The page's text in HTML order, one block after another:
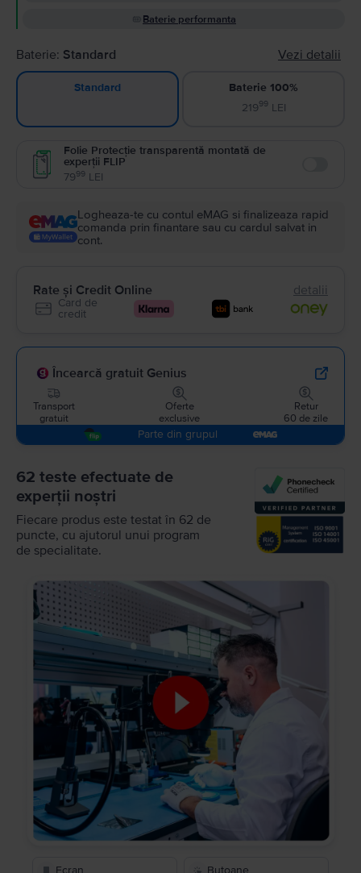
Baterie performanta
Baterie: Standard Vezi detalii
Standard
Baterie 100%
21999LEI
Folie Protecție transparentă montată de
experții FLIP
7999 LEI
Logheaza-te cu contul eMAG si finalizeaza rapid
comanda prin finantare sau cu cardul salvat in
cont.
Rate și Credit Online detalii
Card de
credit
Încearcă gratuit Genius
Transport
gratuit
Oferte
exclusive
Retur
60 de zile
Parte din grupul
62 teste efectuate de
experții noștri
Fiecare produs este testat în 62 de
puncte, cu ajutorul unui program
de specialitate.